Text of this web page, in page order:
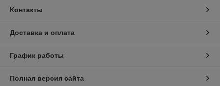
Контакты
Доставка и оплата
График работы
Полная версия сайта